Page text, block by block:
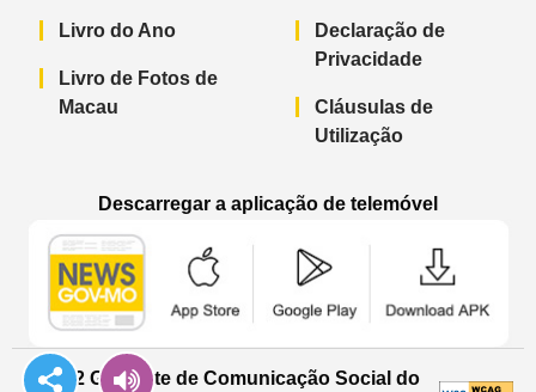
Livro do Ano
Livro de Fotos de
Macau
Declaração de
Privacidade
Cláusulas de
Utilização
Descarregar a aplicação de telemóvel
© 2022 Gabinete de Comunicação Social do